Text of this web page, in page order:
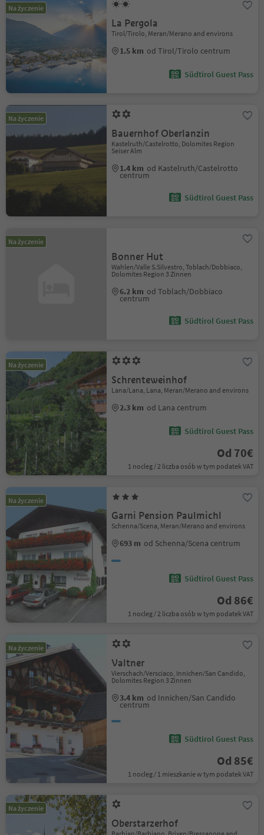
Na życzenie
La Pergola
Tirol/Tirolo, Meran/Merano and environs
1.5 km od Tirol/Tirolo centrum
Südtirol Guest Pass
Na życzenie
Bauernhof Oberlanzin
Kastelruth/Castelrotto, Dolomites Region
Seiser Alm
1.4 km od Kastelruth/Castelrotto
centrum
Südtirol Guest Pass
Na życzenie
Bonner Hut
Wahlen/Valle S.Silvestro, Toblach/Dobbiaco,
Dolomites Region 3 Zinnen
6.2 km od Toblach/Dobbiaco
centrum
Südtirol Guest Pass
Na życzenie
Schrenteweinhof
Lana/Lana, Lana, Meran/Merano and environs
2.3 km od Lana centrum
Südtirol Guest Pass
Od 70€
1 nocleg / 2 liczba osób w tym podatek VAT
Na życzenie
Garni Pension Paulmichl
Schenna/Scena, Meran/Merano and environs
693 m od Schenna/Scena centrum
Südtirol Guest Pass
Od 86€
1 nocleg / 2 liczba osób w tym podatek VAT
Na życzenie
Valtner
Vierschach/Versciaco, Innichen/San Candido,
Dolomites Region 3 Zinnen
3.4 km od Innichen/San Candido
centrum
Südtirol Guest Pass
Od 85€
1 nocleg / 1 mieszkanie w tym podatek VAT
Na życzenie
Oberstarzerhof